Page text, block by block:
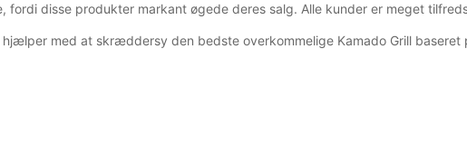
disse produkter markant øgede deres salg. Alle kunder er meget
med at skræddersy den bedste overkommelige Kamado Grill